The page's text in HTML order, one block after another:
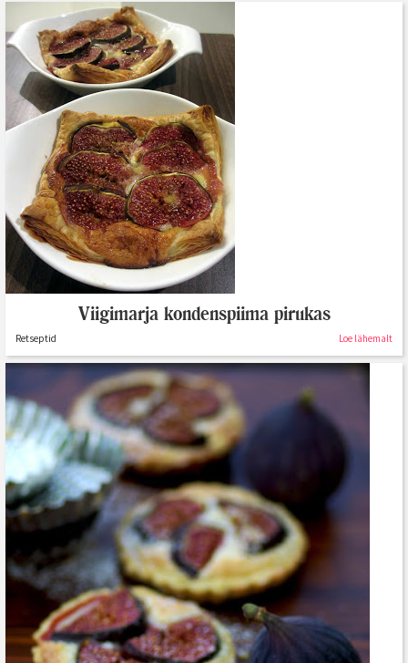
Viigimarja kondenspiima pirukas
Retseptid Loe lähemalt